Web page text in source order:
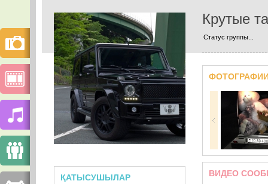
Крутые
Статус группы...
ҚАТЫСУШЫЛАР ВИДЕО